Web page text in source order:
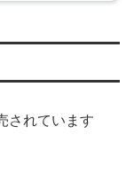
されています